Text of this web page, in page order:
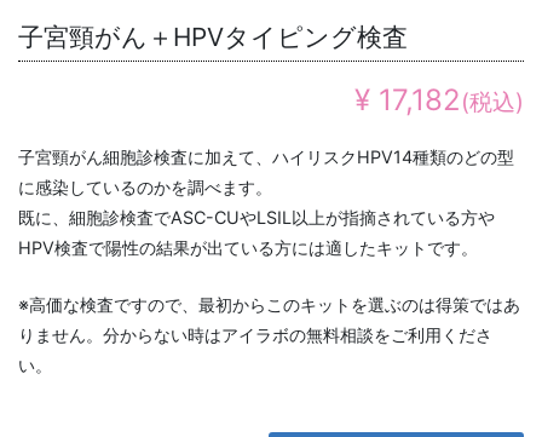
子宮頸がん＋HPVタイピング検査
¥ 17,182(税込)
子宮頸がん細胞診検査に加えて、ハイリスクHPV14種類のどの型
に感染しているのかを調べます。
既に、細胞診検査でASC-CUやLSIL以上が指摘されている方や
HPV検査で陽性の結果が出ている方には適したキットです。
※高価な検査ですので、最初からこのキットを選ぶのは得策ではあ
りません。分からない時はアイラボの無料相談をご利用くださ
い。